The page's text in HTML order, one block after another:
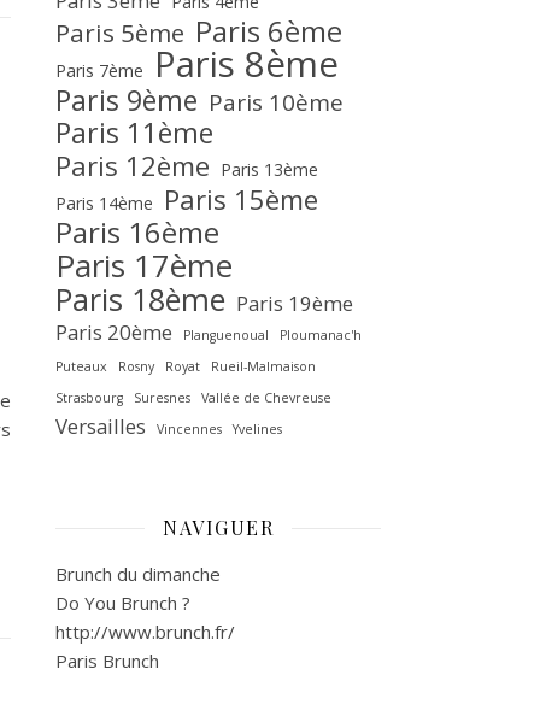
Paris 5ème Paris 6ème
Paris 7ème Paris 8ème
Paris 9ème Paris 10ème
Paris 11ème
Paris 12ème Paris 13ème
Paris 14ème
Paris 15ème
Paris 16ème
Paris 17ème
Paris 18ème Paris 19ème
Paris 20ème
Planguenoual
Ploumanac'h
Puteaux
Rosny Royat
Rueil-Malmaison
Strasbourg
Suresnes Vallée de Chevreuse‎
Versailles Vincennes Yvelines
NAVIGUER
Brunch du dimanche
Do You Brunch ?
http://www.brunch.fr/
Paris Brunch